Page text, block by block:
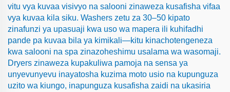
vitu vya kuvaa visivyo na salooni zinaweza kusafisha vifaa
vya kuvaa kila siku. Washers zetu za 30–50 kipato
zinafunzi ya upasuaji kwa uso wa mapera ili kuhifadhi
pande pa kuvaa bila ya kimikali—kitu kinachotengeneza
kwa salooni na spa zinazoheshimu usalama wa wasomaji.
Dryers zinaweza kupakuliwa pamoja na sensa ya
unyevunyevu inayatosha kuzima moto usio na kupunguza
uzito wa kiungo, inapunguza kusafisha zaidi na ukasiria